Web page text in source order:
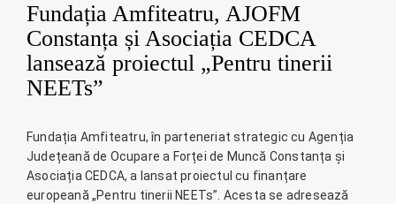
Fundația Amfiteatru, AJOFM
Constanța și Asociația CEDCA
lansează proiectul „Pentru tinerii
NEETs”
Fundația Amfiteatru, în parteneriat strategic cu Agenția
Județeană de Ocupare a Forței de Muncă Constanța și
Asociația CEDCA, a lansat proiectul cu finanțare
europeană „Pentru tinerii NEETs”. Acesta se adresează